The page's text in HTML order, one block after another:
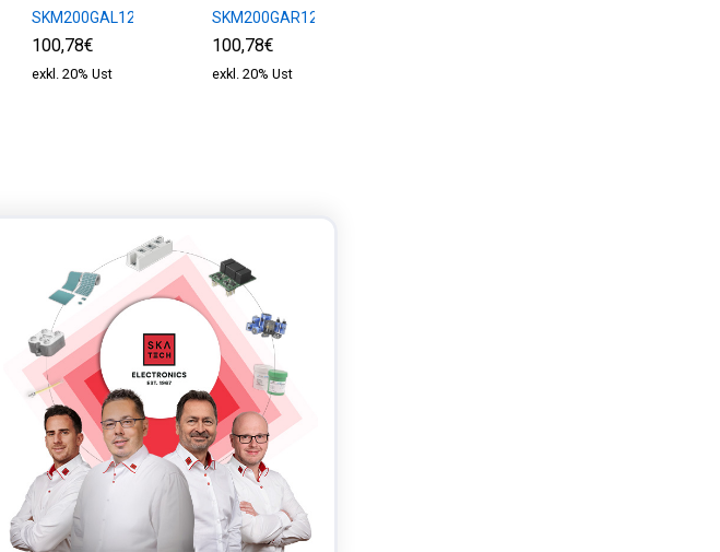
SKM200GAL12E4
100,78€
exkl. 20% Ust
SKM200GAR12E4
100,78€
exkl. 20% Ust